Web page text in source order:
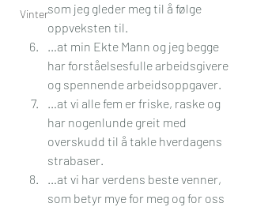
Vintersom jeg gleder meg til å følge
oppveksten til.
…at min Ekte Mann og jeg begge
har forståelsesfulle arbeidsgivere
og spennende arbeidsoppgaver.
…at vi alle fem er friske, raske og
har nogenlunde greit med
overskudd til å takle hverdagens
strabaser.
…at vi har verdens beste venner,
som betyr mye for meg og for oss